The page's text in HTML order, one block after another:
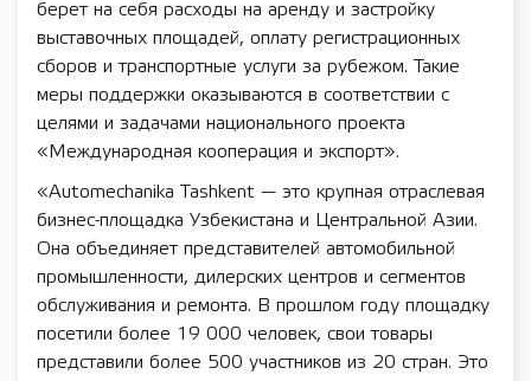
берет на себя расходы на аренду и застройку
выставочных площадей, оплату регистрационных
сборов и транспортные услуги за рубежом. Такие
меры поддержки оказываются в соответствии с
целями и задачами национального проекта
«Международная кооперация и экспорт».
«Automechanika Tashkent — это крупная отраслевая
бизнес-площадка Узбекистана и Центральной Азии.
Она объединяет представителей автомобильной
промышленности, дилерских центров и сегментов
обслуживания и ремонта. В прошлом году площадку
посетили более 19 000 человек, свои товары
представили более 500 участников из 20 стран. Это